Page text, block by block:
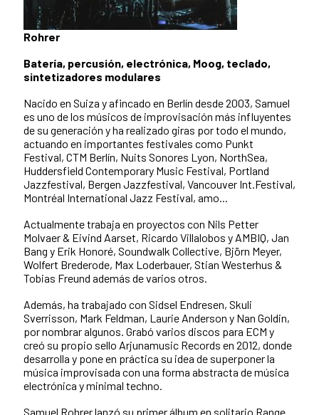
Rohrer
Batería, percusión, electrónica, Moog, teclado,
sintetizadores modulares
Nacido en Suiza y afincado en Berlín desde 2003, Samuel
es uno de los músicos de improvisación más influyentes
de su generación y ha realizado giras por todo el mundo,
actuando en importantes festivales como Punkt
Festival, CTM Berlín, Nuits Sonores Lyon, NorthSea,
Huddersfield Contemporary Music Festival, Portland
Jazzfestival, Bergen Jazzfestival, Vancouver Int.Festival,
Montréal International Jazz Festival, amo...
Actualmente trabaja en proyectos con Nils Petter
Molvaer & Eivind Aarset, Ricardo Villalobos y AMBIQ, Jan
Bang y Erik Honoré, Soundwalk Collective, Björn Meyer,
Wolfert Brederode, Max Loderbauer, Stian Westerhus &
Tobias Freund además de varios otros.
Además, ha trabajado con Sidsel Endresen, Skuli
Sverrisson, Mark Feldman, Laurie Anderson y Nan Goldin,
por nombrar algunos. Grabó varios discos para ECM y
creó su propio sello Arjunamusic Records en 2012, donde
desarrolla y pone en práctica su idea de superponer la
música improvisada con una forma abstracta de música
electrónica y minimal techno.
Samuel Rohrer lanzó su primer álbum en solitario Range